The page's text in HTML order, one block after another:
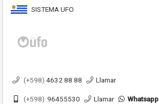
SISTEMA UFO
(+598) 4632 88 88 Llamar
(+598) 96455530 Llamar Whatsapp